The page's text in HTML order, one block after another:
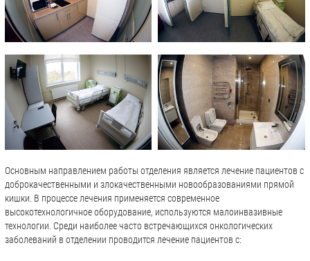
Основным направлением работы отделения является лечение пациентов с
доброкачественными и злокачественными новообразованиями прямой
кишки. В процессе лечения применяется современное
высокотехнологичное оборудование, используются малоинвазивные
технологии. Среди наиболее часто встречающихся онкологических
заболеваний в отделении проводится лечение пациентов с: